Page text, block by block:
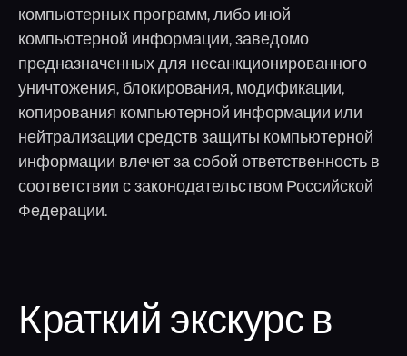
компьютерных программ, либо иной
компьютерной информации, заведомо
предназначенных для несанкционированного
уничтожения, блокирования, модификации,
копирования компьютерной информации или
нейтрализации средств защиты компьютерной
информации влечет за собой ответственность в
соответствии с законодательством Российской
Федерации.
Краткий экскурс в